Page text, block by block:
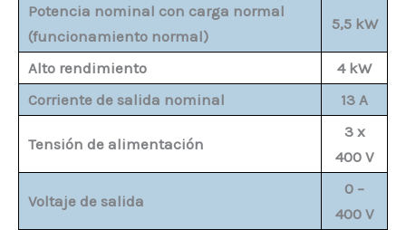
Potencia nominal con carga normal
(funcionamiento normal)
5,5 kW
Alto rendimiento
4 kW
Corriente de salida nominal
13 A
Tensión de alimentación
3 x
400 V
Voltaje de salida
0 –
400 V